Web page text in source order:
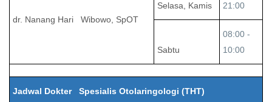
dr. Nanang Hari Wibowo, SpOT
Selasa, Kamis
21:00
Sabtu
08:00 -
10:00
Jadwal Dokter Spesialis Otolaringologi (THT)